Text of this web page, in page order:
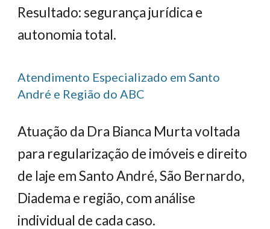
Resultado: segurança jurídica e
autonomia total.
Atendimento Especializado em Santo
André e Região do ABC
Atuação da Dra Bianca Murta voltada
para regularização de imóveis e direito
de laje em Santo André, São Bernardo,
Diadema e região, com análise
individual de cada caso.